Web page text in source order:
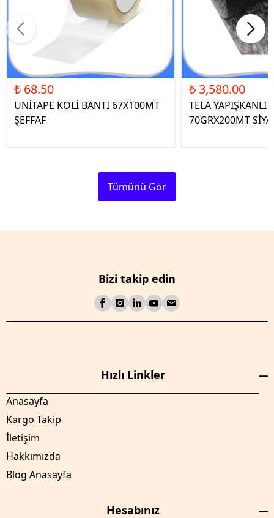
₺ 68.50
UNİTAPE KOLİ BANTI 67X100MT
ŞEFFAF
₺ 3,580.00
TELA YAPIŞKANLI
70GRX200MT
Tümünü Gör
Bizi takip edin
Hızlı Linkler
Anasayfa
Kargo Takip
İletişim
Hakkımızda
Blog Anasayfa
Hesabınız